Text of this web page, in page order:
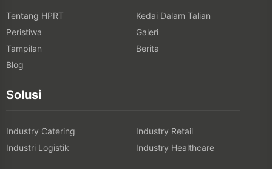
Tentang HPRT
Kedai Dalam Talian
Peristiwa
Galeri
Tampilan
Berita
Blog
Solusi
Industry Catering
Industry Retail
Industri Logistik
Industry Healthcare